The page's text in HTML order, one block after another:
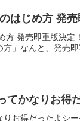
はじめ方 発売
方 発売即重版決
」なんと、発売
てかなりお得
お得だったよシ